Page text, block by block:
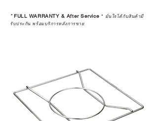
STUDIO และร้านตัวแทนจำหน่ายที่
ได้รับการแต่งตั้งอย่างเป็นทางการ จะ
เป็นการให้คำแนะนำ การดูแลสินค้า
หรือการแก้ไขปัญหาที่อาจเกิดขึ้นใน
อนาคต
ก่อนตัดสินใจซื้อสินค้า เราอยาก
*FULL WARRANTY & After Service * มั่นใจได้กับสินค้ามี
รับประกัน พร้อมบริการหลังการขาย